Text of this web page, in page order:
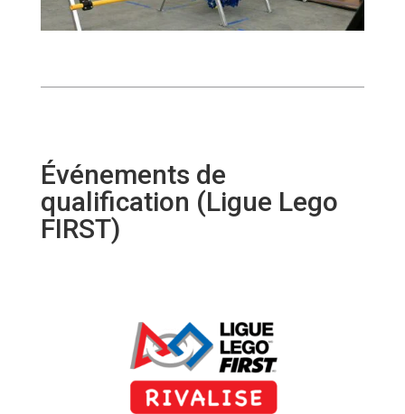
Événements de
qualification (Ligue Lego
FIRST)